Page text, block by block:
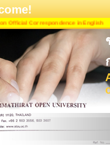
in English